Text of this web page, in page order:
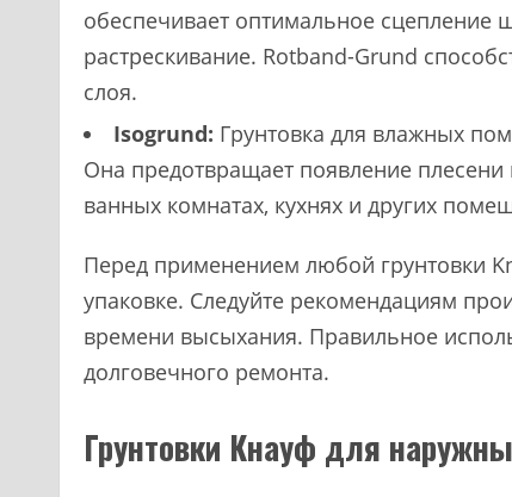
обеспечивает оптимальное сцепление
растрескивание. Rotband-Grund
слоя.
Isogrund: Грунтовка для влажных
Она предотвращает появление плесени
ванных комнатах, кухнях и других
Перед применением любой грунтовки
упаковке. Следуйте рекомендациям
времени высыхания. Правильное
долговечного ремонта.
Грунтовки Кнауф для